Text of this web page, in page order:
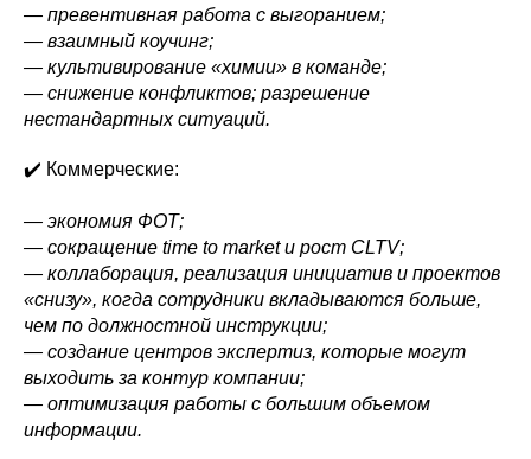
— превентивная работа с выгоранием;
— взаимный коучинг;
— культивирование «химии» в команде;
— снижение конфликтов; разрешение
нестандартных ситуаций.
✔️ Коммерческие:
— экономия ФОТ;
— сокращение time to market и рост CLTV;
— коллаборация, реализация инициатив и проектов
«снизу», когда сотрудники вкладываются больше,
чем по должностной инструкции;
— создание центров экспертиз, которые могут
выходить за контур компании;
— оптимизация работы с большим объемом
информации.